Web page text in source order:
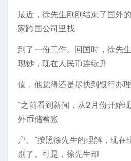
最近，徐先生刚刚结束了国外
家跨国公司里找
到了一份工作。回国时，徐先
现钞，现在人民币连续升
值，他觉得还是尽快到银行办
“之前看到新闻，从2月份开始
外币储蓄账
户。”按照徐先生的理解，现在
别了。可是，徐先生却